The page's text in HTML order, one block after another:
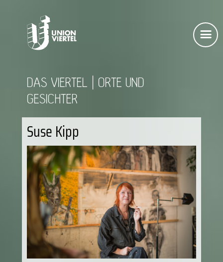
DAS VIERTEL
ORTE UND
GESICHTER
Suse Kipp